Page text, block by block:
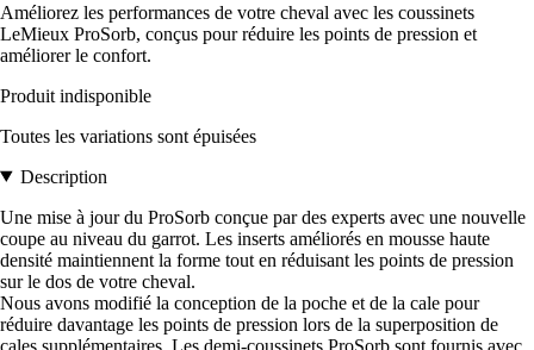
Améliorez les performances de votre cheval avec les coussinets
LeMieux ProSorb, conçus pour réduire les points de pression et
améliorer le confort.
Produit indisponible
Toutes les variations sont épuisées
Description
Une mise à jour du ProSorb conçue par des experts avec une nouvelle
coupe au niveau du garrot. Les inserts améliorés en mousse haute
densité maintiennent la forme tout en réduisant les points de pression
sur le dos de votre cheval.
Nous avons modifié la conception de la poche et de la cale pour
réduire davantage les points de pression lors de la superposition de
cales supplémentaires. Les demi-coussinets ProSorb sont fournis avec